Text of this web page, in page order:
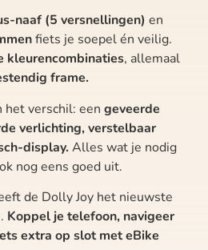
naaf (5 versnellingen) en
fiets je soepel én veilig.
kleurencombinaties, allemaal
frame.
het verschil: een geveerde
verlichting, verstelbaar
display. Alles wat je nodig
nog eens goed uit.
de Dolly Joy het nieuwste
Koppel je telefoon, navigeer
extra op slot met eBike